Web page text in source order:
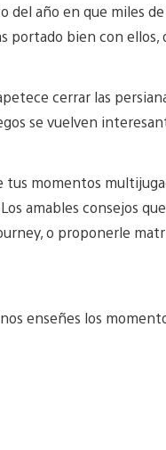
del año en que miles
bien con ellos,
cerrar las
se vuelven
tus momentos
amables consejos
o proponerle
enseñes los